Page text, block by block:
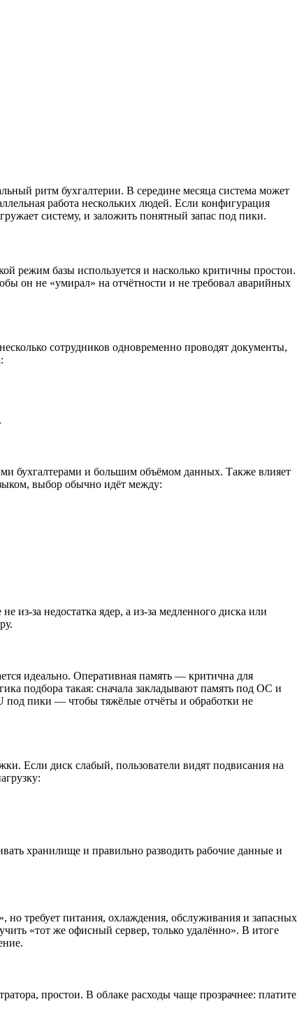
ритм бухгалтерии. В середине месяца система может
работа нескольких людей. Если конфигурация
систему, и заложить понятный запас под пики.
режим базы используется и насколько критичны простои.
он не «умирал» на отчётности и не требовал аварийных
сотрудников одновременно проводят документы,
бухгалтерами и большим объёмом данных. Также влияет
выбор обычно идёт между:
за недостатка ядер, а из-за медленного диска или
идеально. Оперативная память — критична для
подбора такая: сначала закладывают память под ОС и
под пики — чтобы тяжёлые отчёты и обработки не
Если диск слабый, пользователи видят подвисания на
хранилище и правильно разводить рабочие данные и
требует питания, охлаждения, обслуживания и запасных
«тот же офисный сервер, только удалённо». В итоге
простои. В облаке расходы чаще прозрачнее: платите